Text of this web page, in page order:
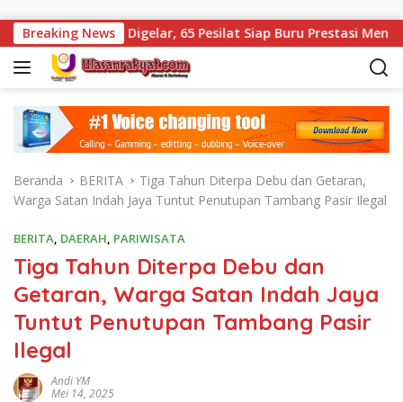
Breaking News
II Digelar, 65 Pesilat Siap Buru Prestasi Menuju Porprov
Beranda BERITA
Tiga Tahun Diterpa Debu dan Getaran,
Warga Satan Indah Jaya Tuntut Penutupan Tambang Pasir Ilegal
BERITA, DAERAH, PARIWISATA
Tiga Tahun Diterpa Debu dan
Getaran, Warga Satan Indah Jaya
Tuntut Penutupan Tambang Pasir
Ilegal
Andi YM
Mei 14, 2025